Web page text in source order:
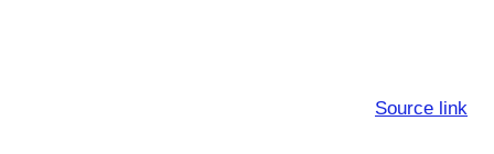
Source link